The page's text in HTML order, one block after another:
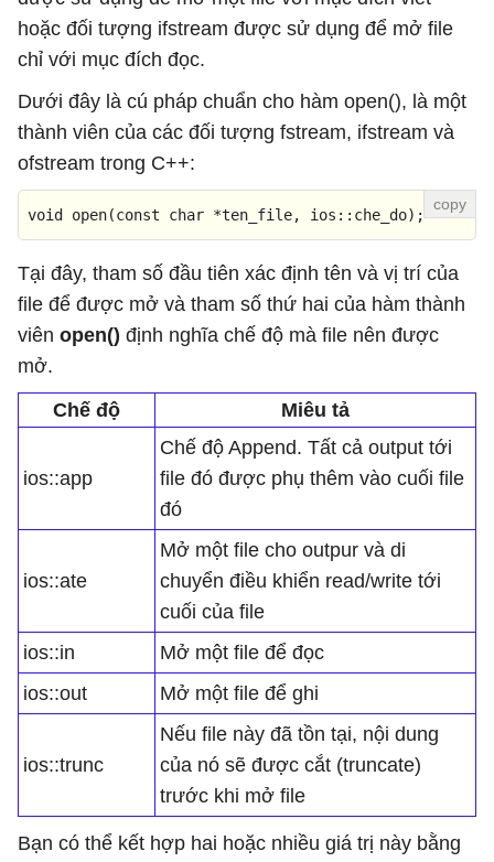
hoặc đối tượng ifstream được sử dụng để mở file
chỉ với mục đích đọc.
Dưới đây là cú pháp chuẩn cho hàm open(), là một
thành viên của các đối tượng fstream, ifstream và
ofstream trong C++:
void open(const char *ten_file, ios::che_do) ;
Tại đây, tham số đầu tiên xác định tên và vị trí của
file để được mở và tham số thứ hai của hàm thành
viên open() định nghĩa chế độ mà file nên được
mở.
Chế độ
Miêu tả
ios::app
Chế độ Append. Tất cả output tới
file đó được phụ thêm vào cuối file
đó
ios::ate
Mở một file cho outpur và di
chuyển điều khiển read/write tới
cuối của file
ios::in
Mở một file để đọc
ios::out
Mở một file để ghi
ios::trunc
Nếu file này đã tồn tại, nội dung
của nó sẽ được cắt (truncate)
trước khi mở file
Bạn có thể kết hợp hai hoặc nhiều giá trị này bằng